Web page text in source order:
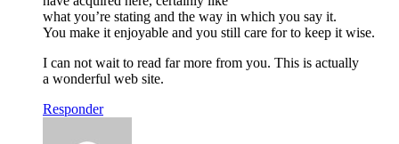
what you’re stating and the way in which you say it.
You make it enjoyable and you still care for to keep it wise.
I can not wait to read far more from you. This is actually
a wonderful web site.
Responder